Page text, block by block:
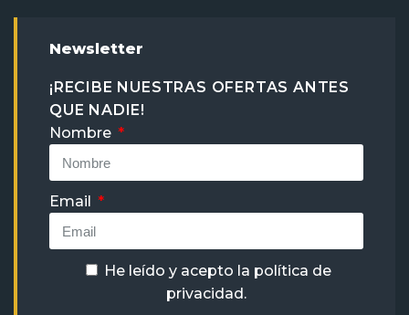
Newsletter
¡RECIBE NUESTRAS OFERTAS ANTES
QUE NADIE!
Nombre
Email
He leído y acepto la política de
privacidad .